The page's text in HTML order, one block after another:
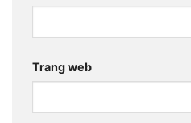
Trang web